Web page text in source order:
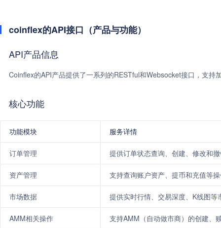
coinflex的API接口（产品与功能）
API产品信息
Coinflex的API产品提供了一系列的RESTful和Websocket接口，支持
核心功能
功能模块 服务详情
订单管理 提供订单状态查询、创建、修改和
资产管理 支持查询账户资产、提币和充值等
市场数据 提供实时行情、交易深度、K线图等
AMM相关操作 支持AMM（自动做市商）的创建、